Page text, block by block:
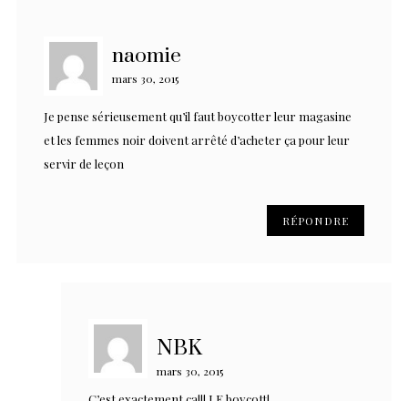
naomie
mars 30, 2015
Je pense sérieusement qu’il faut boycotter leur magasine
et les femmes noir doivent arrêté d’acheter ça pour leur
servir de leçon
RÉPONDRE
NBK
mars 30, 2015